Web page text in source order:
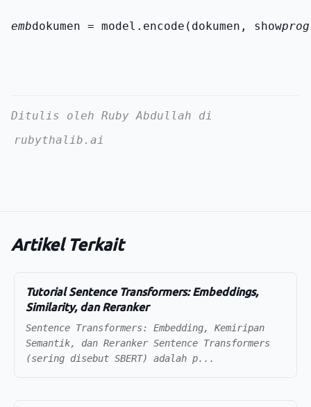
embdokumen = model.encode(dokumen, show
Ditulis oleh Ruby Abdullah di
rubythalib.ai
Artikel Terkait
Tutorial Sentence Transformers: Embeddings,
Similarity, dan Reranker
Sentence Transformers: Embedding, Kemiripan
Semantik, dan Reranker Sentence Transformers
(sering disebut SBERT) adalah p...